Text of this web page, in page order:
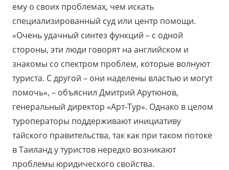
ему о своих проблемах, чем искать
специализированный суд или центр помощи.
«Очень удачный синтез функций – с одной
стороны, эти люди говорят на английском и
знакомы со спектром проблем, которые волнуют
туриста. С другой – они наделены властью и могут
помочь», – объяснил Дмитрий Арутюнов,
генеральный директор «Арт-Тур». Однако в целом
туроператоры поддерживают инициативу
тайского правительства, так как при таком потоке
в Таиланд у туристов нередко возникают
проблемы юридического свойства.